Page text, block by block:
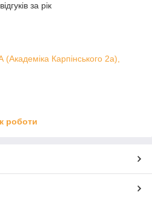
за рік
(Академіка Карпінського 2а),
роботи